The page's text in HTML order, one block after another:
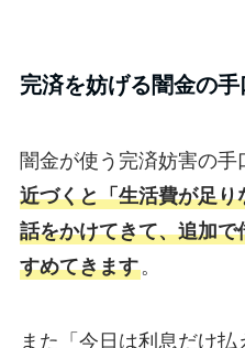
完済を妨げる闇金の手
闇金が使う完済妨害の手
近づくと「生活費が足
話をかけてきて、追加
すめてきます。
また「今日は利息だけ